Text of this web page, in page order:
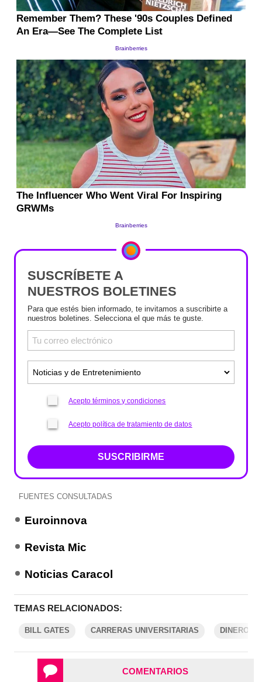
SUSCRÍBETE A
NUESTROS BOLETINES
Para que estés bien informado, te invitamos a suscribirte a
nuestros boletines. Selecciona el que más te guste.
Acepto términos y condiciones
Acepto política de tratamiento de datos
SUSCRIBIRME
FUENTES CONSULTADAS
Euroinnova
Revista Mic
Noticias Caracol
TEMAS RELACIONADOS:
BILL GATES CARRERAS UNIVERSITARIAS DINERO
COMENTARIOS